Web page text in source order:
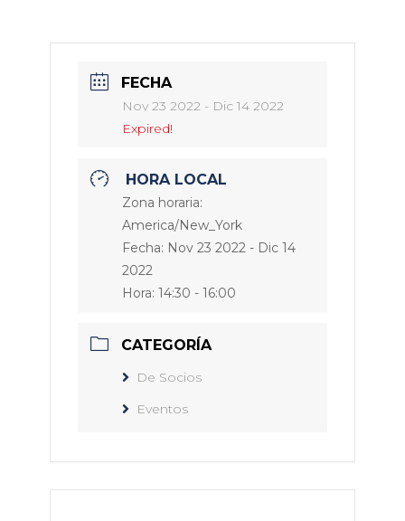
FECHA
Nov 23 2022 - Dic 14 2022
Expired!
HORA LOCAL
Zona horaria:
America/New_York
Fecha: Nov 23 2022 - Dic 14
2022
Hora: 14:30 - 16:00
CATEGORÍA
De Socios
Eventos